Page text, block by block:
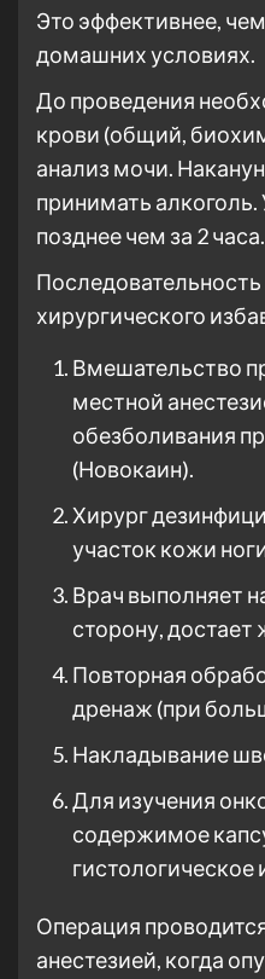
Это эффективнее,
домашних условиях.
До проведения
крови (общий,
анализ мочи.
принимать
позднее чем за 2 часа.
хирургического
Вмешательство
местной
обезболивания
(Новокаин).
Хирург
участок кожи
Врач выполняет
сторону, достает
Повторная
дренаж (при
Накладывание
Для изучения
содержимое
гистологическое
Операция
анестезией, когда